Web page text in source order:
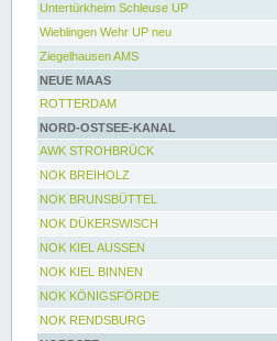
Untertürkheim Schleuse UP
Wieblingen Wehr UP neu
Ziegelhausen AMS
NEUE MAAS
ROTTERDAM
NORD-OSTSEE-KANAL
AWK STROHBRÜCK
NOK BREIHOLZ
NOK BRUNSBÜTTEL
NOK DÜKERSWISCH
NOK KIEL AUSSEN
NOK KIEL BINNEN
NOK KÖNIGSFÖRDE
NOK RENDSBURG